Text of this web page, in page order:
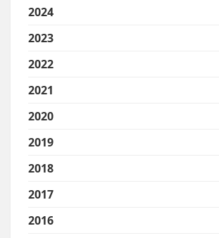
2024
2023
2022
2021
2020
2019
2018
2017
2016